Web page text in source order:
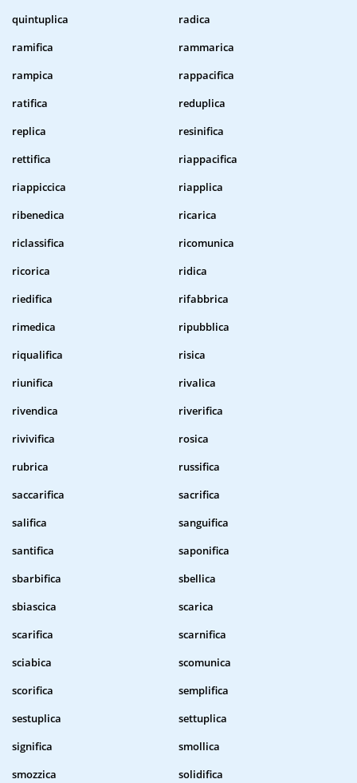
quintuplica
radica
ramifica
rammarica
rampica
rappacifica
ratifica
reduplica
replica
resinifica
rettifica
riappacifica
riappiccica
riapplica
ribenedica
ricarica
riclassifica
ricomunica
ricorica
ridica
riedifica
rifabbrica
rimedica
ripubblica
riqualifica
risica
riunifica
rivalica
rivendica
riverifica
rivivifica
rosica
rubrica
russifica
saccarifica
sacrifica
salifica
sanguifica
santifica
saponifica
sbarbifica
sbellica
sbiascica
scarica
scarifica
scarnifica
sciabica
scomunica
scorifica
semplifica
sestuplica
settuplica
significa
smollica
smozzica
solidifica